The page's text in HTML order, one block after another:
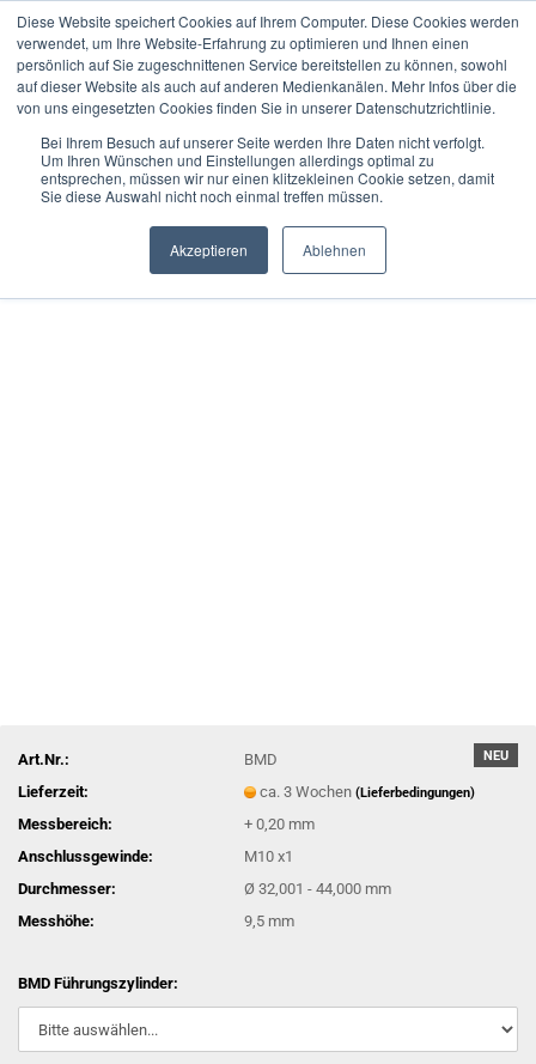
Diese Website speichert Cookies auf Ihrem Computer. Diese Cookies werden
verwendet, um Ihre Website-Erfahrung zu optimieren und Ihnen einen
persönlich auf Sie zugeschnittenen Service bereitstellen zu können, sowohl
auf dieser Website als auch auf anderen Medienkanälen. Mehr Infos über die
von uns eingesetzten Cookies finden Sie in unserer Datenschutzrichtlinie.
Bei Ihrem Besuch auf unserer Seite werden Ihre Daten nicht verfolgt.
Um Ihren Wünschen und Einstellungen allerdings optimal zu
entsprechen, müssen wir nur einen klitzekleinen Cookie setzen, damit
Sie diese Auswahl nicht noch einmal treffen müssen.
Akzeptieren Ablehnen
« Erster « zurück weiter »
Letzter »
DIATEST Bohrungsmessdorn Ø 32,001 - 44,000 mm -
Durchgangsbohrung D10
NEU
Art.Nr.:
BMD
Lieferzeit:
ca. 3 Wochen(Lieferbedingungen)
Messbereich:
+ 0,20 mm
Anschlussgewinde:
M10 x1
Durchmesser:
Ø 32,001 - 44,000 mm
Messhöhe:
9,5 mm
BMD Führungszylinder: